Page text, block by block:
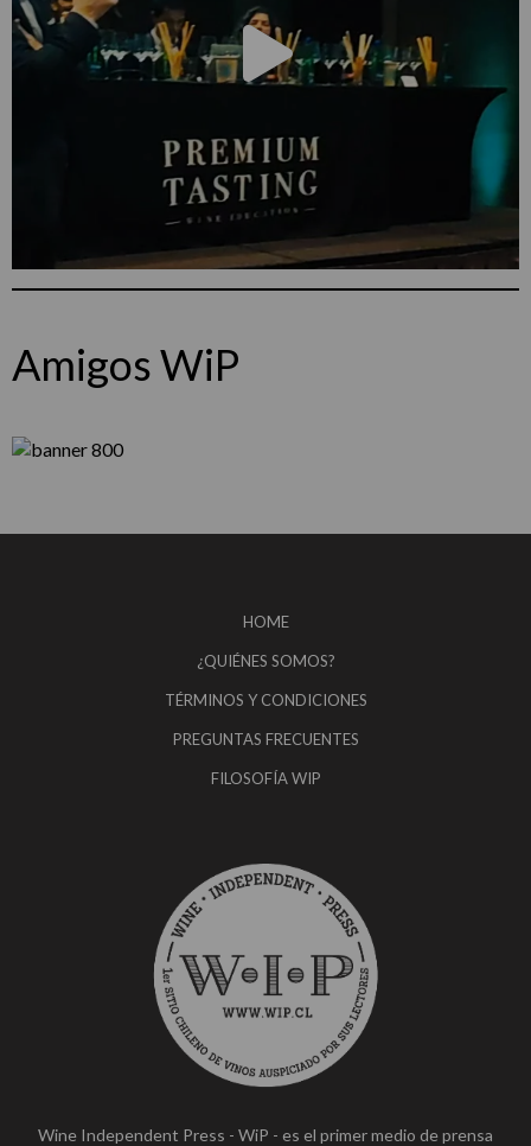
Amigos WiP
HOME
¿QUIÉNES SOMOS?
TÉRMINOS Y CONDICIONES
PREGUNTAS FRECUENTES
FILOSOFÍA WIP
Wine Independent Press - WiP - es el primer medio de prensa